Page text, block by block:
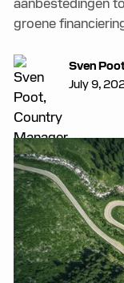
groene
Sven
July 9,